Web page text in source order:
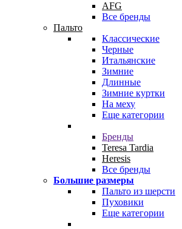
AFG
Все бренды
Пальто
Классические
Черные
Итальянские
Зимние
Длинные
Зимние куртки
На меху
Еще категории
Бренды
Teresa Tardia
Heresis
Все бренды
Большие размеры
Пальто из шерсти
Пуховики
Еще категории